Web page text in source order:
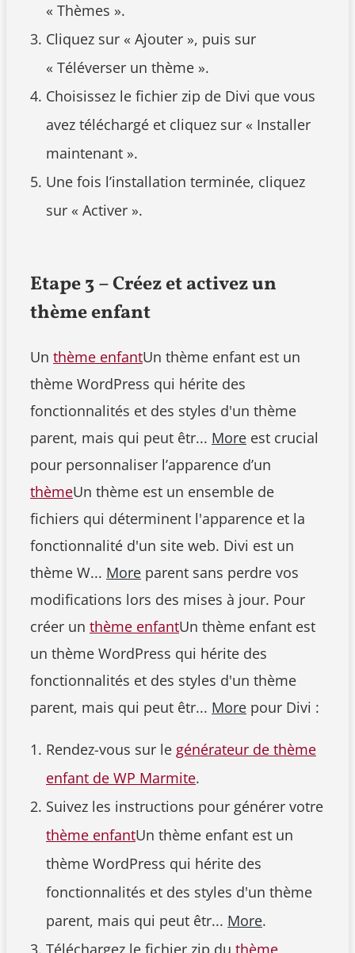
« Thèmes ».
Cliquez sur « Ajouter », puis sur
« Téléverser un thème ».
Choisissez le fichier zip de Divi que vous
avez téléchargé et cliquez sur « Installer
maintenant ».
Une fois l’installation terminée, cliquez
sur « Activer ».
Etape 3 – Créez et activez un
thème enfant
Un thème enfantUn thème enfant est un
thème WordPress qui hérite des
fonctionnalités et des styles d'un thème
parent, mais qui peut êtr... More est crucial
pour personnaliser l’apparence d’un
thèmeUn thème est un ensemble de
fichiers qui déterminent l'apparence et la
fonctionnalité d'un site web. Divi est un
thème W... More parent sans perdre vos
modifications lors des mises à jour. Pour
créer un thème enfantUn thème enfant est
un thème WordPress qui hérite des
fonctionnalités et des styles d'un thème
parent, mais qui peut êtr... More pour Divi :
Rendez-vous sur le générateur de thème
enfant de WP Marmite.
Suivez les instructions pour générer votre
thème enfantUn thème enfant est un
thème WordPress qui hérite des
fonctionnalités et des styles d'un thème
parent, mais qui peut êtr... More.
Téléchargez le fichier zip du thème